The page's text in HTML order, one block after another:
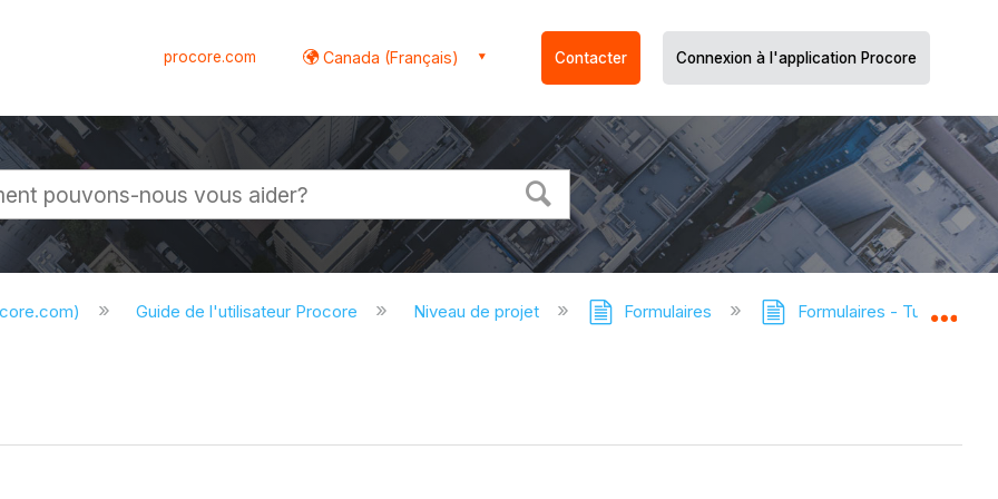
procore.com Canada (Français) Contacter Connexion à l'application Procore
Guide de l'utilisateur Procore Niveau de projet Formulaires Formulaires - Tutoriels